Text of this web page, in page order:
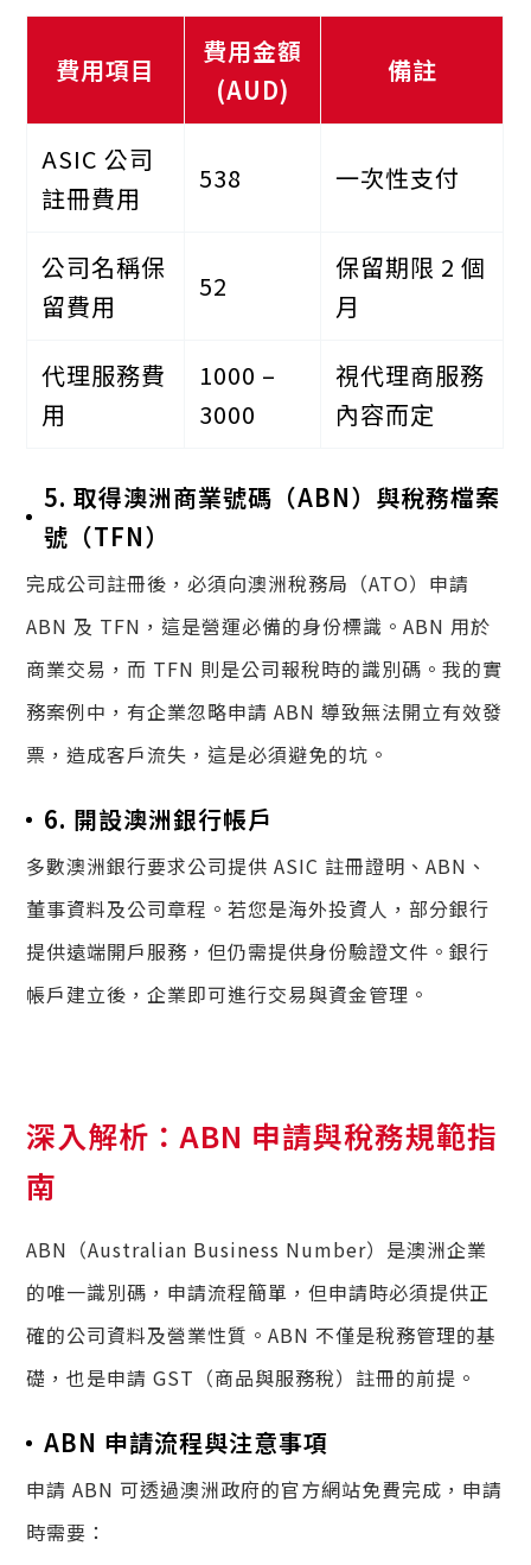
費用項目
費用金額
(AUD)
備註
ASIC 公司
註冊費用
538 一次性支付
公司名稱保
留費用
52
保留期限 2 個
月
代理服務費
用
1000 –
3000
視代理商服務
內容而定
5. 取得澳洲商業號碼（ABN）與稅務檔案
號（TFN）
完成公司註冊後，必須向澳洲稅務局（ATO）申請
ABN 及 TFN，這是營運必備的身份標識。ABN 用於
商業交易，而 TFN 則是公司報稅時的識別碼。我的實
務案例中，有企業忽略申請 ABN 導致無法開立有效發
票，造成客戶流失，這是必須避免的坑。
6. 開設澳洲銀行帳戶
多數澳洲銀行要求公司提供 ASIC 註冊證明、ABN、
董事資料及公司章程。若您是海外投資人，部分銀行
提供遠端開戶服務，但仍需提供身份驗證文件。銀行
帳戶建立後，企業即可進行交易與資金管理。
深入解析：ABN 申請與稅務規範指
南
ABN（Australian Business Number）是澳洲企業
的唯一識別碼，申請流程簡單，但申請時必須提供正
確的公司資料及營業性質。ABN 不僅是稅務管理的基
礎，也是申請 GST（商品與服務稅）註冊的前提。
ABN 申請流程與注意事項
申請 ABN 可透過澳洲政府的官方網站免費完成，申請
時需要：